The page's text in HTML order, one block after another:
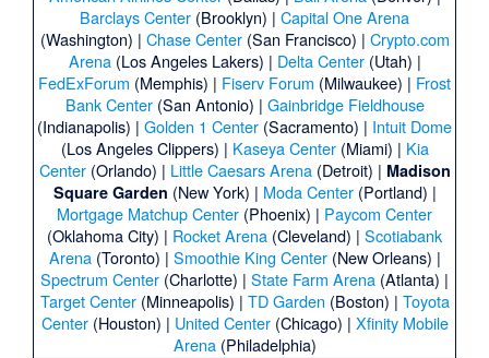
Barclays Center (Brooklyn) | Capital One Arena
(Washington) | Chase Center(San Francisco) | Crypto.com
Arena(Los Angeles Lakers) | Delta Center(Utah) |
FedExForum (Memphis) | Fiserv Forum (Milwaukee) | Frost
Bank Center(San Antonio) | Gainbridge Fieldhouse
(Indianapolis) | Golden 1 Center (Sacramento) | Intuit Dome
(Los Angeles Clippers) | Kaseya Center(Miami) | Kia
Center(Orlando) | Little Caesars Arena(Detroit) | Madison
Square Garden (New York) | Moda Center(Portland) |
Mortgage Matchup Center (Phoenix) | Paycom Center
(Oklahoma City) | Rocket Arena (Cleveland) | Scotiabank
Arena(Toronto) | Smoothie King Center(New Orleans) |
Spectrum Center (Charlotte) | State Farm Arena (Atlanta) |
Target Center(Minneapolis) | TD Garden (Boston) | Toyota
Center(Houston) | United Center(Chicago) | Xfinity Mobile
Arena(Philadelphia)